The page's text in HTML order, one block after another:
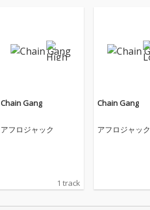
Chain Gang
アフロジャック
1 track
Chain Gang
アフロジャック